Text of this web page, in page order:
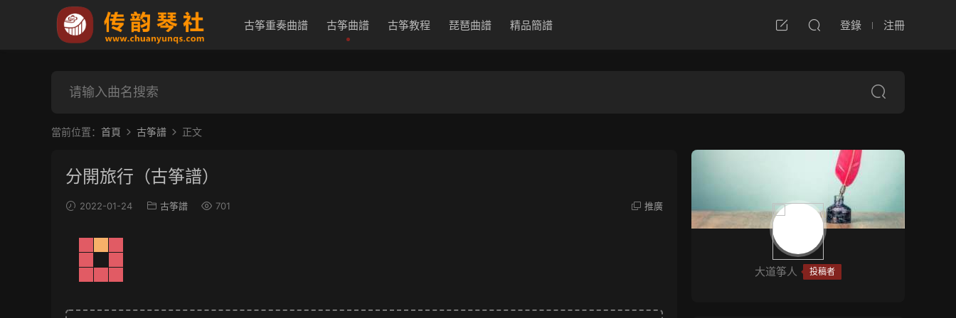
古筝重奏曲譜 古筝曲譜 古筝教程 琵琶曲譜 精品簡譜 登錄 注冊
當前位置： 首頁 古筝譜 正文
分開旅行（古筝譜）
2022-01-24 古筝譜 701 推廣
大道筝人 投稿者